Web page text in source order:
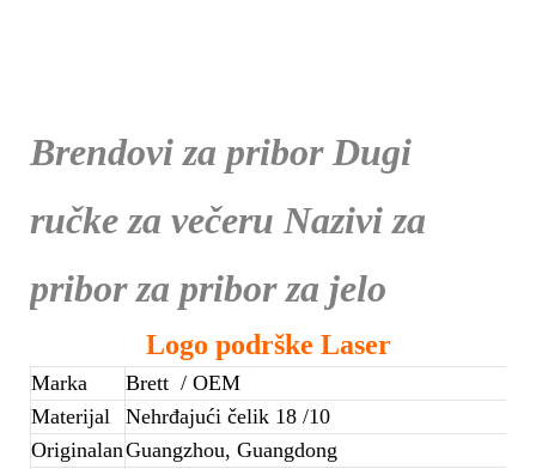
Brendovi za pribor Dugi
ručke za večeru Nazivi za
pribor za pribor za jelo
Logo podrške Laser
Marka Brett / OEM
Materijal
Nehrđajući čelik 18 /10
OriginalanGuangzhou, Guangdong